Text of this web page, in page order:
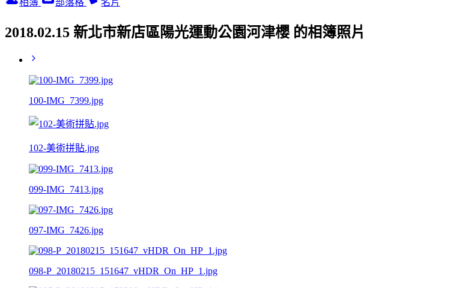
2018.02.15 新北市新店區陽光運動公園河津櫻 的相簿照片
100-IMG_7399.jpg
102-美術拼貼.jpg
099-IMG_7413.jpg
097-IMG_7426.jpg
098-P_20180215_151647_vHDR_On_HP_1.jpg